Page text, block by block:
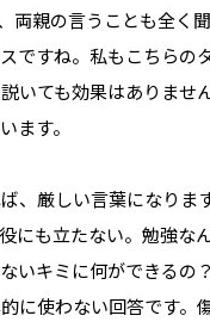
両親の言うことも全く聞
ですね。私もこちらの
いても効果はありませ
ます。
、厳しい言葉になります
にも立たない。勉強な
いキミに何ができるの
に使わない回答です。